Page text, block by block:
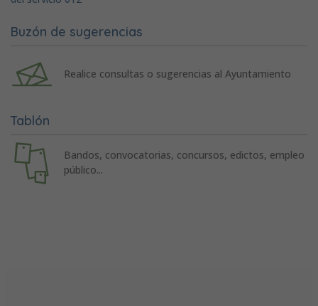
Buzón de sugerencias
Realice consultas o sugerencias al Ayuntamiento
Tablón
Bandos, convocatorias, concursos, edictos, empleo
público...